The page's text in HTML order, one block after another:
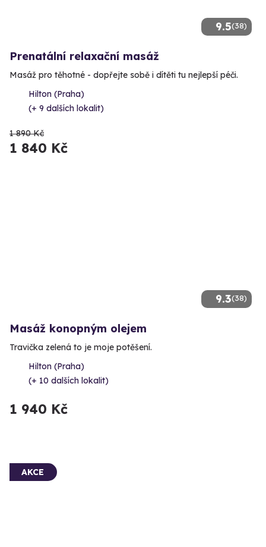
9.5(38)
Prenatální relaxační masáž
Masáž pro těhotné - dopřejte sobě i dítěti tu nejlepší péči.
Hilton (Praha)
(+ 9 dalších lokalit)
1 890 Kč
1 840 Kč
9.3(38)
Masáž konopným olejem
Travička zelená to je moje potěšení.
Hilton (Praha)
(+ 10 dalších lokalit)
1 940 Kč
AKCE